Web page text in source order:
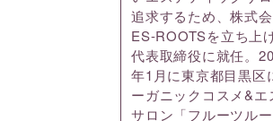
追求するため、株式
ES-ROOTSを立ち上げ
代表取締役に就任。
年1月に東京都目黒区
ーガニックコスメ&エ
サロン「フルーツルー